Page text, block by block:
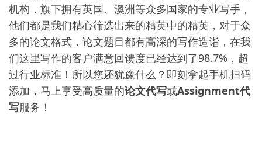
机构，旗下拥有英国、澳洲等众多国家的专业写手，
他们都是我们精心筛选出来的精英中的精英，对于众
多的论文格式，论文题目都有高深的写作造诣，在我
们这里写作的客户满意回馈度已经达到了98.7%，超
过行业标准！所以您还犹豫什么？即刻拿起手机扫码
添加，马上享受高质量的论文代写或Assignment代
写服务！